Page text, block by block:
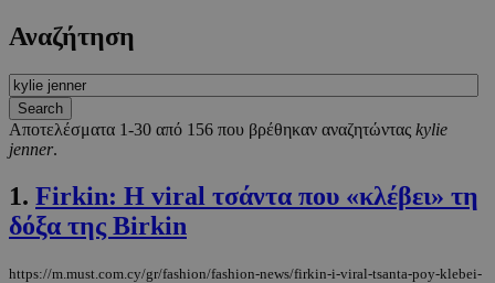
Αναζήτηση
Αποτελέσματα 1-30 από 156 που βρέθηκαν αναζητώντας kylie
jenner.
1. Firkin: Η viral τσάντα που «κλέβει» τη
δόξα της Birkin
https://m.must.com.cy/gr/fashion/fashion-news/firkin-i-viral-tsanta-poy-klebei-